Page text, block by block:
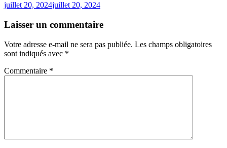
juillet 20, 2024juillet 20, 2024
Laisser un commentaire
Votre adresse e-mail ne sera pas publiée. Les champs obligatoires
sont indiqués avec *
Commentaire *